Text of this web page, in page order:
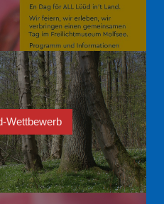
Wettbewerb